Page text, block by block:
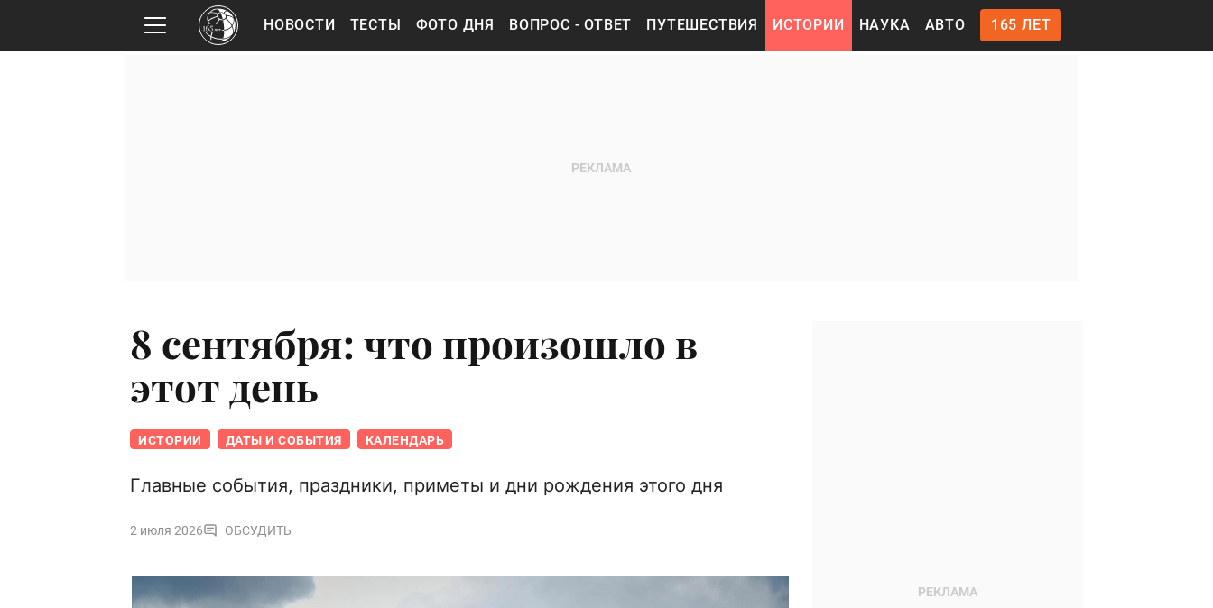
НОВОСТИ ТЕСТЫ ФОТО ДНЯ ВОПРОС - ОТВЕТ ПУТЕШЕСТВИЯ ИСТОРИИ НАУКА АВТО 165 ЛЕТ
8 сентября: что произошло в
этот день
ИСТОРИИ ДАТЫ И СОБЫТИЯ КАЛЕНДАРЬ
Главные события, праздники, приметы и дни рождения этого дня
2 июля 2026 ОБСУДИТЬ